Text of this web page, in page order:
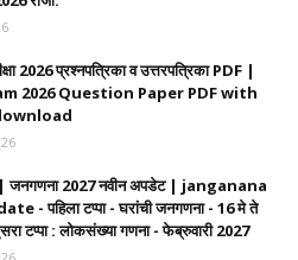
2026 प्रश्नपत्रिका व उत्तरपत्रिका PDF |
2026 Question Paper PDF with
जनगणना 2027 नवीन अपडेट | janganana
- पहिला टप्पा - घरांची जनगणना - 16 मे ते
टप्पा : लोकसंख्या गणना - फेब्रुवारी 2027